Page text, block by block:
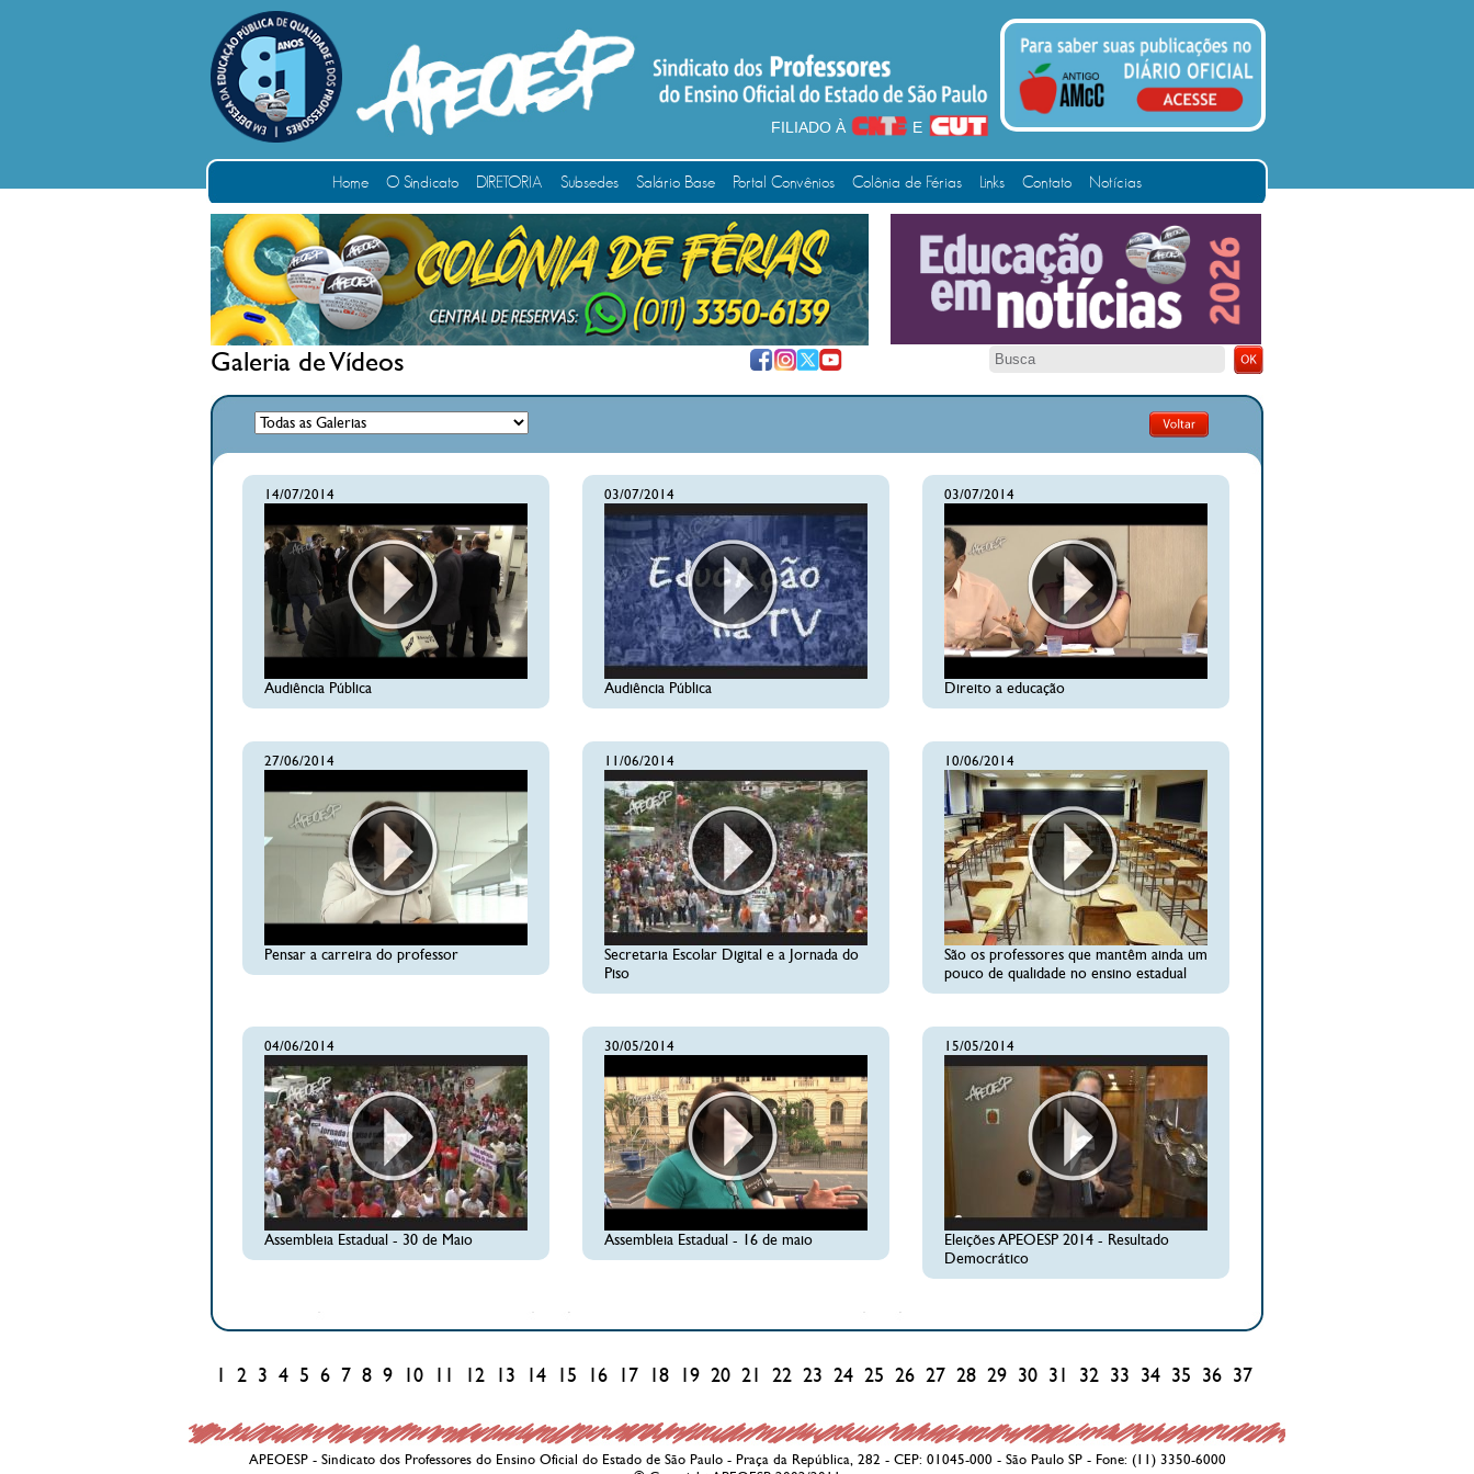
FILIADO À E
Home O Sindicato DIRETORIA Subsedes Salário Base Portal Convênios Colônia de Férias Links Contato Notícias
Galeria de Vídeos
14/07/2014
Audiência Pública
03/07/2014
Audiência Pública
03/07/2014
Direito a educação
27/06/2014
Pensar a carreira do professor
11/06/2014
Secretaria Escolar Digital e a Jornada do
Piso
10/06/2014
São os professores que mantêm ainda um
pouco de qualidade no ensino estadual
04/06/2014
Assembleia Estadual - 30 de Maio
30/05/2014
Assembleia Estadual - 16 de maio
15/05/2014
Eleições APEOESP 2014 - Resultado
Democrático
2 3 4 5 6 7 8 9 10 12 13 14 15 16 17 18 19 20 21 22 23 24 25 26 27 28 29 30 31 32 33 34 35 36 37
APEOESP - Sindicato dos Professores do Ensino Oficial do Estado de São Paulo - Praça da República, 282 - CEP: 01045-000 - São Paulo SP - Fone: (11) 3350-6000